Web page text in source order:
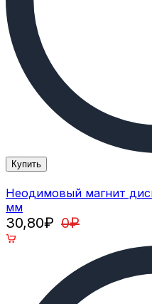
Купить
Неодимовый магнит
мм
30,80₽ 0₽